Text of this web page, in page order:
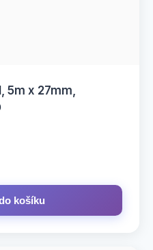
5m x 27mm,
košíku